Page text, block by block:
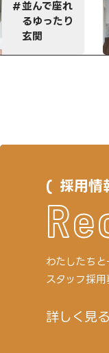
落ち着
カフェ
ンテリ
採用情
わたしたち
スタッフ採用
詳しく見る